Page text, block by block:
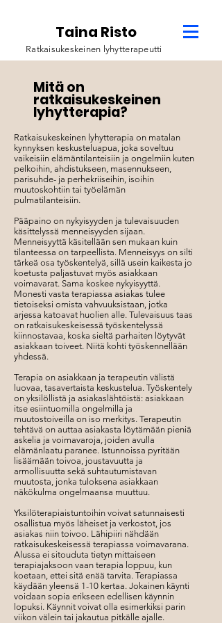
Taina Risto
Ratkaisukeskeinen lyhytterapeutti
Mitä on
ratkaisukeskeinen
lyhytterapia?
Ratkaisukeskeinen lyhytterapia on matalan
kynnyksen keskusteluapua, joka soveltuu
vaikeisiin elämäntilanteisiin ja ongelmiin kuten
pelkoihin, ahdistukseen, masennukseen,
parisuhde- ja perhekriiseihin, isoihin
muutoskohtiin tai työelämän
pulmatilanteisiin.
Pääpaino on nykyisyyden ja tulevaisuuden
käsittelyssä menneisyyden sijaan.
Menneisyyttä käsitellään sen mukaan kuin
tilanteessa on tarpeellista. Menneisyys on silti
tärkeä osa työskentelyä, sillä usein kaikesta jo
koetusta paljastuvat myös asiakkaan
voimavarat. Sama koskee nykyisyyttä.
Monesti vasta terapiassa asiakas tulee
tietoiseksi omista vahvuuksistaan, jotka
arjessa katoavat huolien alle. Tulevaisuus taas
on ratkaisukeskeisessä työskentelyssä
kiinnostavaa, koska sieltä parhaiten löytyvät
asiakkaan toiveet. Niitä kohti työskennellään
yhdessä.
Terapia on asiakkaan ja terapeutin välistä
luovaa, tasavertaista keskustelua. Työskentely
on yksilöllistä ja asiakaslähtöistä: asiakkaan
itse esiintuomilla ongelmilla ja
muutostoiveilla on iso merkitys. Terapeutin
tehtävä on auttaa asiakasta löytämään pieniä
askelia ja voimavaroja, joiden avulla
elämänlaatu paranee. Istunnoissa pyritään
lisäämään toivoa, joustavuutta ja
armollisuutta sekä suhtautumistavan
muutosta, jonka tuloksena asiakkaan
näkökulma ongelmaansa muuttuu.
Yksilöterapiaistuntoihin voivat satunnaisesti
osallistua myös läheiset ja verkostot, jos
asiakas niin toivoo. Lähipiiri nähdään
ratkaisukeskeisessä terapiassa voimavarana.
Alussa ei sitouduta tietyn mittaiseen
terapiajaksoon vaan terapia loppuu, kun
koetaan, ettei sitä enää tarvita. Terapiassa
käydään yleensä 1-10 kertaa. Jokainen käynti
voidaan sopia erikseen edellisen käynnin
lopuksi. Käynnit voivat olla esimerkiksi parin
viikon välein tai jakautua pitkälle ajalle.